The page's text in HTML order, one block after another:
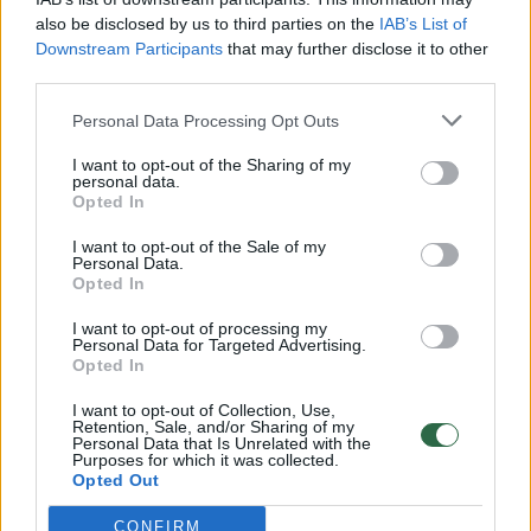
also be disclosed by us to third parties on the IAB’s List of
Downstream Participants that may further disclose it to other
Personal Data Processing Opt Outs
I want to opt-out of the Sharing of my
personal data.
Opted In
I want to opt-out of the Sale of my
Personal Data.
Opted In
I want to opt-out of processing my
Personal Data for Targeted Advertising.
Opted In
I want to opt-out of Collection, Use,
Retention, Sale, and/or Sharing of my
Personal Data that Is Unrelated with the
Purposes for which it was collected.
Opted Out
CONFIRM
vaiko gyvybių išgelbėti nepavyko
Žinios | Lietuvos diena
00:00:57
Savaitės vidurys nusimato karštas: temperatūra kils iki
32 laipsnių šilumos
Žinios | Orai
00:15:54
V. Zalužno pasisakymą laiko bandymu įsitvirtinti
Laidos | Nauja diena
00:00:59
Nufilmavo, kaip patvino Vilniaus Vakarinis aplinkkelis:
vaizdas pribloškia